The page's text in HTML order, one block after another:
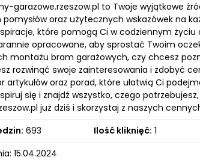
garazowe.rzeszow.pl to Twoje wyjątkowe
oraz użytecznych wskazówek na
które pomogą Ci w codziennym
opracowane, aby sprostać Twoim
montażu bram garażowych, czy chcesz
rozwinąć swoje zainteresowania i zdobyć
artykułów oraz porad, które ułatwią Ci
się i znajdź wszystko, czego
już dziś i skorzystaj z naszych
693 Ilość kliknięć: 1
15.04.2024